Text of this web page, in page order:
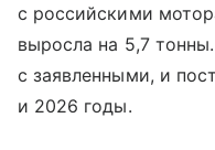
с российскими
выросла на 5,7
с заявленными, и
и 2026 годы.